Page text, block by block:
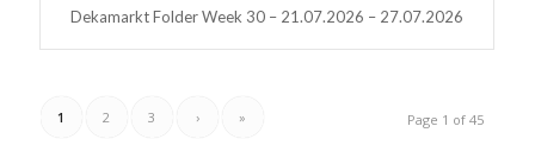
Dekamarkt Folder Week 30 – 21.07.2026 – 27.07.2026
Page 1 of 45
1 2 3 › »